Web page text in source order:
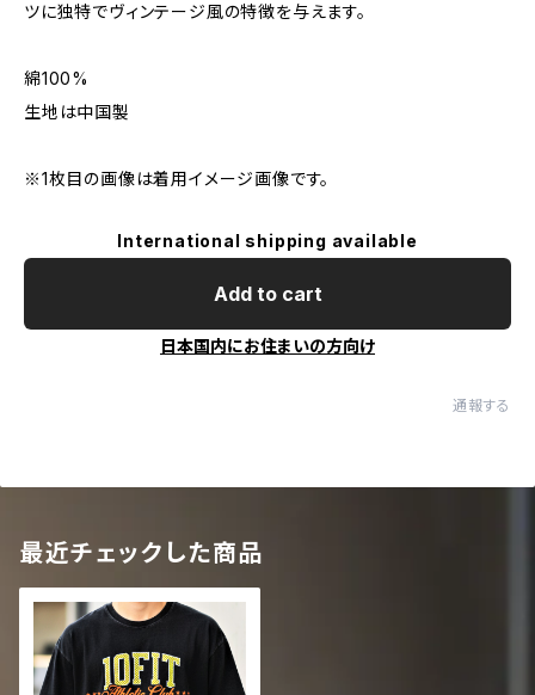
ツに独特でヴィンテージ風の特徴を与えます。
綿100%
生地は中国製
※1枚目の画像は着用イメージ画像です。
International shipping available
Add to cart
日本国内にお住まいの方向け
通報する
最近チェックした商品